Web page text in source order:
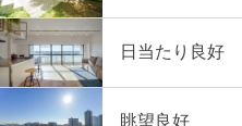
日当たり良好
眺望良好